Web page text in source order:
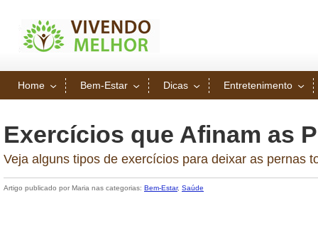
Home Bem-Estar Dicas Entretenimento
Exercícios que Afinam as
Veja alguns tipos de exercícios para deixar as pernas
Artigo publicado por Maria nas categorias: Bem-Estar, Saúde